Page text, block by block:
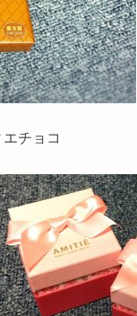
チョコ